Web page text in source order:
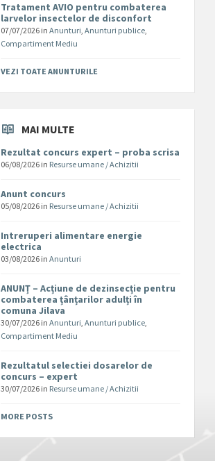
Tratament AVIO pentru combaterea
larvelor insectelor de disconfort
07/07/2026 inAnunturi,Anunturi publice,
Compartiment Mediu
VEZI TOATE ANUNTURILE
MAI MULTE
Rezultat concurs expert – proba scrisa
06/08/2026 in Resurse umane / Achizitii
Anunt concurs
05/08/2026 in Resurse umane / Achizitii
Intreruperi alimentare energie
electrica
03/08/2026 inAnunturi
ANUNȚ – Acțiune de dezinsecție pentru
combaterea țânțarilor adulți în
comuna Jilava
30/07/2026 inAnunturi,Anunturi publice,
Compartiment Mediu
Rezultatul selectiei dosarelor de
concurs – expert
30/07/2026 in Resurse umane / Achizitii
MORE POSTS